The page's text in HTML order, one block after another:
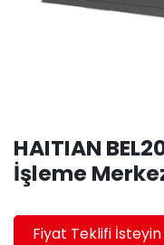
HAITIAN
İşleme
Fiyat Teklifi İsteyin